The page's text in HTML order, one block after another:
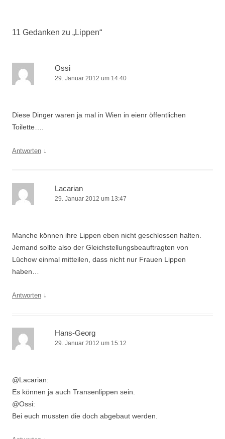
11 Gedanken zu „Lippen“
Ossi
29. Januar 2012 um 14:40
Diese Dinger waren ja mal in Wien in eienr öffentlichen
Toilette….
Antworten ↓
Lacarian
29. Januar 2012 um 13:47
Manche können ihre Lippen eben nicht geschlossen halten.
Jemand sollte also der Gleichstellungsbeauftragten von
Lüchow einmal mitteilen, dass nicht nur Frauen Lippen
haben…
Antworten ↓
Hans-Georg
29. Januar 2012 um 15:12
@Lacarian:
Es können ja auch Transenlippen sein.
@Ossi:
Bei euch mussten die doch abgebaut werden.